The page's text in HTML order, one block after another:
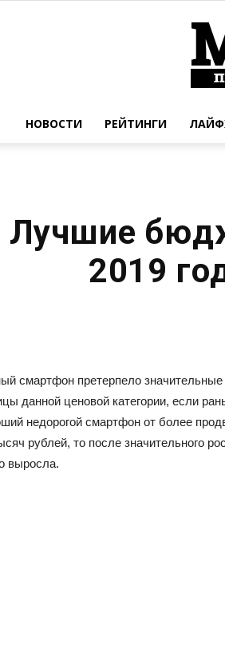
НОВОСТИ РЕЙТИНГИ
Лучшие
2019
смартфон претерпело значительные
данной ценовой категории, если
недорогой смартфон от более
рублей, то после значительного
выросла.